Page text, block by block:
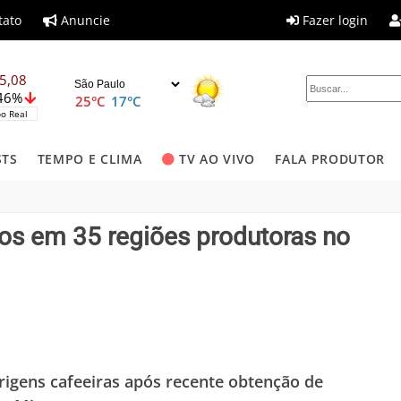
Anuncie Fazer login
Real
25°C 17°C
TEMPO E CLIMA TV AO VIVO FALA PRODUTOR
em 35 regiões produtoras no
cafeeiras após recente obtenção de